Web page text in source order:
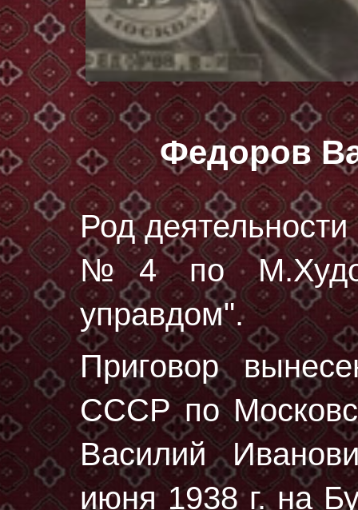
Федоров
Род
№4 по
управдом".
Приговор
СССР по
Василий
июня 1938 г.на